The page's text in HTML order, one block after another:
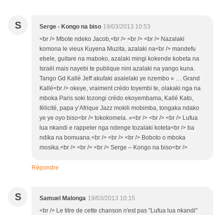
S Serge - Kongo na biso 19/03/2013 10:53
<br /> Mbote ndeko Jacob,<br /> <br /> <br /> Nazalaki
komona le vieux Kuyena Muzita, azalaki na<br /> mandefu
ebele, guitare na maboko, azalaki mingi kokende kobeta na
Israël mais nayebi te publique nini azalaki na yango kuna.
Tango Gd Kallé Jeff akufaki asalelaki ye nzembo « … Grand
Kallé<br /> okeye, vraiment crédo toyembi te, olakaki nga na
mboka Paris soki tozongi crédo ekoyembama, Kallé Kato,
félicité, papa y’Afrique Jazz mokili mobimba, tongaka ndako
ye ye oyo biso<br /> tokokomela. »<br /> <br /> <br /> Lufua
lua nkandi e rappeler nga ndenge tozalaki koteta<br /> ba
ndika na bomuana.<br /> <br /> <br /> Boboto o mboka
mosika.<br /> <br /> <br /> Serge – Kongo na biso<br />
Répondre
S Samuel Malonga 19/03/2013 10:15
<br /> Le titre de cette chanson n'est pas "Lufua lua nkandi"